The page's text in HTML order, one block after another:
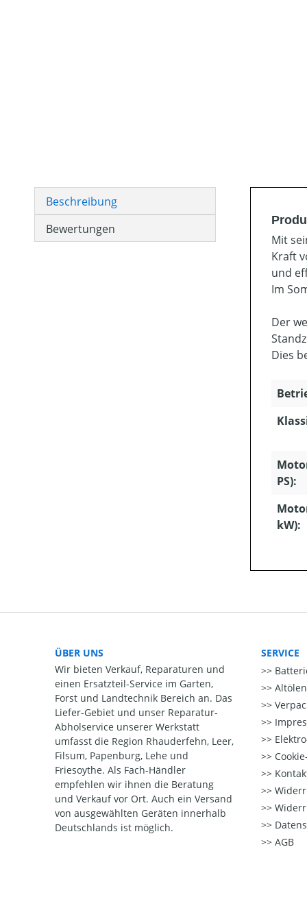
Beschreibung
Bewertungen
Mit
Kraft
und
Im
Der
Dies
PS):
kW):
ÜBER UNS
Wir bieten Verkauf, Reparaturen und
einen Ersatzteil-Service im Garten,
Forst und Landtechnik Bereich an. Das
Liefer-Gebiet und unser Reparatur-
Abholservice unserer Werkstatt
umfasst die Region Rhauderfehn, Leer,
Filsum, Papenburg, Lehe und
Friesoythe. Als Fach-Händler
empfehlen wir ihnen die Beratung
und Verkauf vor Ort. Auch ein Versand
von ausgewählten Geräten innerhalb
Deutschlands ist möglich.
SERVICE
AGB